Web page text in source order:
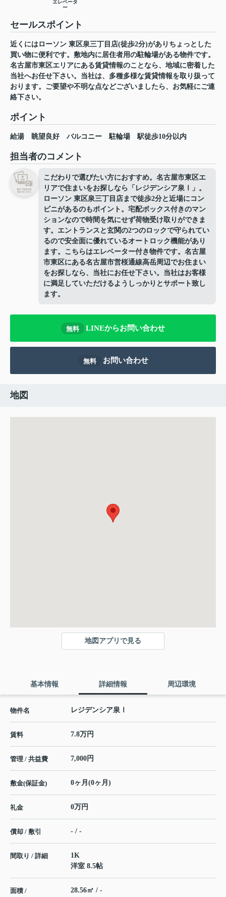
エレベータ
ー
セールスポイント
近くにはローソン 東区泉三丁目店(徒歩2分)がありちょっとした
買い物に便利です。敷地内に居住者用の駐輪場がある物件です。
名古屋市東区エリアにある賃貸情報のことなら、地域に密着した
当社へお任せ下さい。当社は、多種多様な賃貸情報を取り扱って
おります。ご要望や不明な点などございましたら、お気軽にご連
絡下さい。
ポイント
給湯 眺望良好 バルコニー 駐輪場 駅徒歩10分以内
担当者のコメント
こだわりで選びたい方におすすめ。名古屋市東区エ
リアで住まいをお探しなら「レジデンシア泉Ⅰ」。
ローソン 東区泉三丁目店まで徒歩2分と近場にコン
ビニがあるのもポイント。宅配ボックス付きのマン
ションなので時間を気にせず荷物受け取りができま
す。エントランスと玄関の2つのロックで守られてい
るので安全面に優れているオートロック機能があり
ます。こちらはエレベーター付き物件です。名古屋
市東区にある名古屋市営桜通線高岳周辺でお住まい
をお探しなら、当社にお任せ下さい。当社はお客様
に満足していただけるようしっかりとサポート致し
ます。
無料 LINEからお問い合わせ
無料 お問い合わせ
地図
地図アプリで見る
基本情報 詳細情報 周辺環境
物件名 レジデンシア泉Ⅰ
賃料 7.8万円
管理 / 共益費 7,000円
敷金(保証金) 0ヶ月(0ヶ月)
礼金 0万円
償却 / 敷引 - / -
間取り / 詳細
1K
洋室 8.5帖
面積 /
28.56㎡ / -